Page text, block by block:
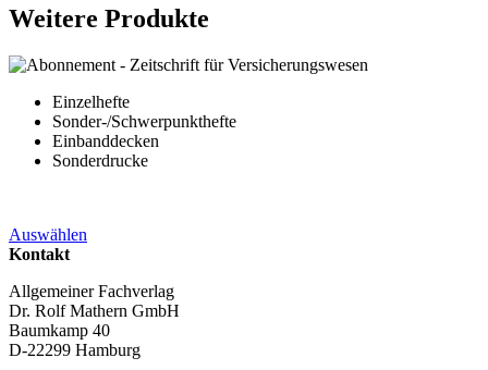
Weitere Produkte
Einzelhefte
Sonder-/Schwerpunkthefte
Einbanddecken
Sonderdrucke
Auswählen
Kontakt
Allgemeiner Fachverlag
Dr. Rolf Mathern GmbH
Baumkamp 40
D-22299 Hamburg